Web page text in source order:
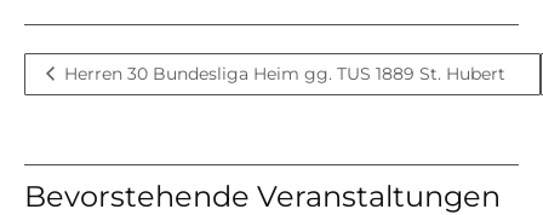
Herren 30 Bundesliga Heim gg. TUS 1889 St. Hubert
Bevorstehende Veranstaltungen